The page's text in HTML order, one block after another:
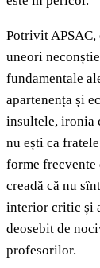
Potrivit
uneori
fundamentale
apartenența și
insultele, ironia
nu ești ca
forme
creadă că nu
interior critic și
deosebit de
profesorilor.